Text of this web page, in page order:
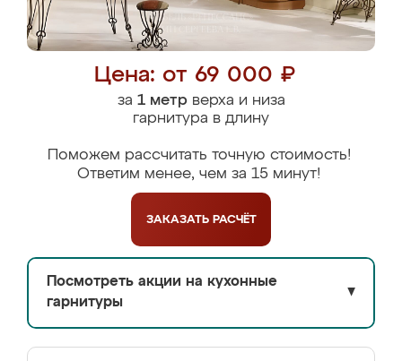
Цена: от 69 000 ₽
за 1 метрверха и низа
гарнитура в длину
Поможем рассчитать точную стоимость!
Ответим менее, чем за 15 минут!
ЗАКАЗАТЬ РАСЧЁТ
Посмотреть акции на кухонные
гарнитуры
▼